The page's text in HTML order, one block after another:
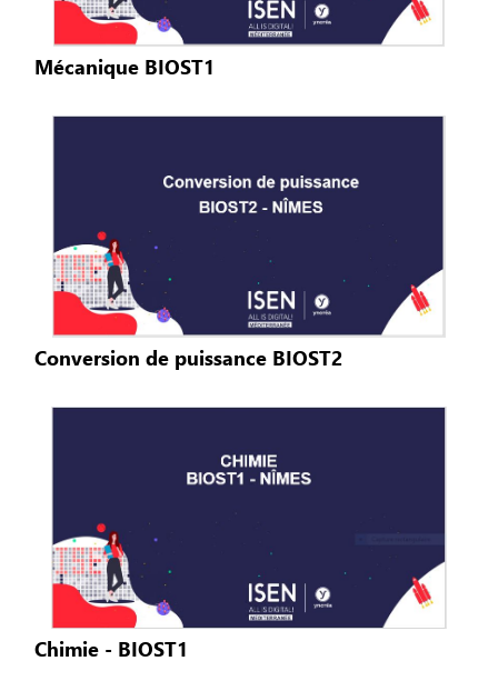
Mécanique BIOST1
Conversion de puissance BIOST2
Chimie - BIOST1